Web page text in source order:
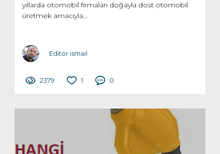
yıllarda otomobil firmaları doğayla dost otomobil
üretmek amacıyla...
Editör ismail
2379 1 0